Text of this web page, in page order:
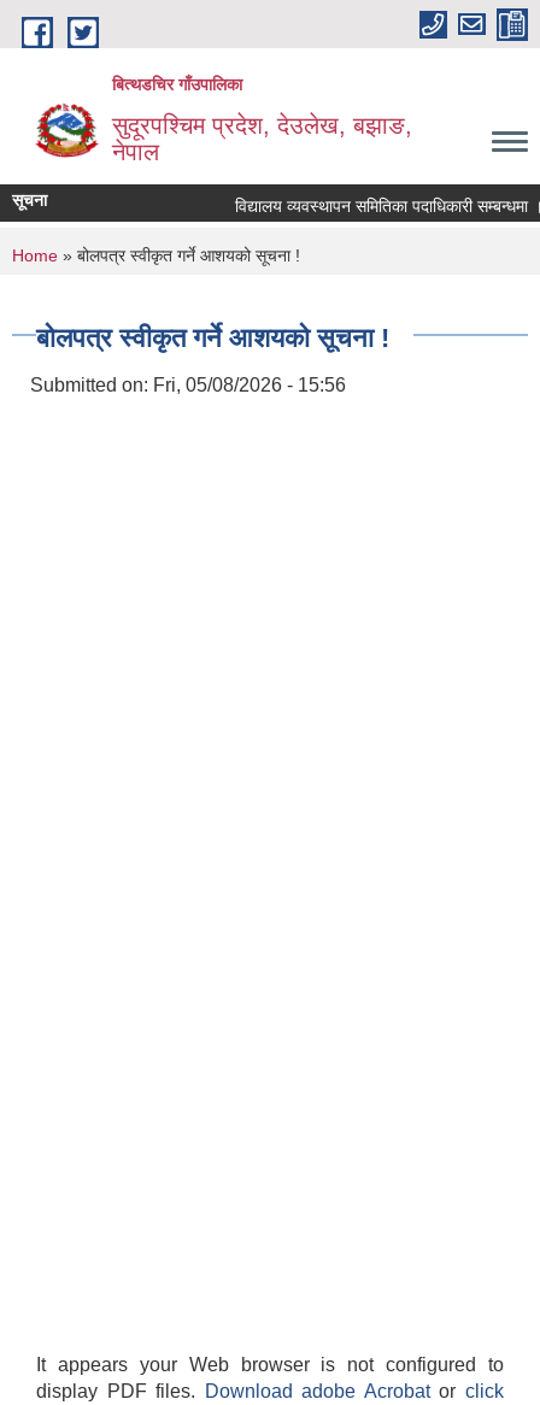
Skip to main content
बित्थडचिर गाँउपालिका
सुदूरपश्चिम प्रदेश, देउलेख, बझाङ,
नेपाल
सूचना विद्यालय व्यवस्थापन समितिका पदाधिकारी सम्बन्धमा ।
You are here
Home » बोलपत्र स्वीकृत गर्ने आशयको सूचना !
बोलपत्र स्वीकृत गर्ने आशयको सूचना !
Submitted on: Fri, 05/08/2026 - 15:56
It appears your Web browser is not configured to
display PDF files.
Download adobe Acrobatorclick